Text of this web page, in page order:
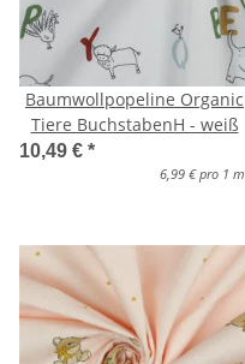
Baumwollpopeline Organic
Tiere BuchstabenH - weiß
10,49 € *
6,99 € pro 1 m